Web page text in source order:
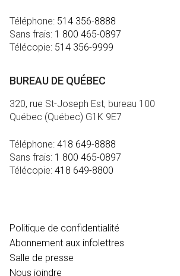
Téléphone: 514 356-8888
Sans frais: 1 800 465-0897
Télécopie: 514 356-9999
BUREAU DE QUÉBEC
320, rue St-Joseph Est, bureau 100
Québec (Québec) G1K 9E7
Téléphone: 418 649-8888
Sans frais: 1 800 465-0897
Télécopie: 418 649-8800
Politique de confidentialité
Abonnement aux infolettres
Salle de presse
Nous joindre